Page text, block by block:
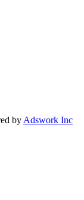
by Adswork Inc